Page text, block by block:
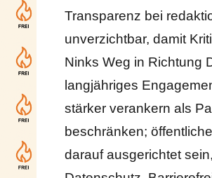
Transparenz bei
unverzichtbar, damit
Ninks Weg in Richtung
langjähriges
stärker verankern als
beschränken;
darauf ausgerichtet